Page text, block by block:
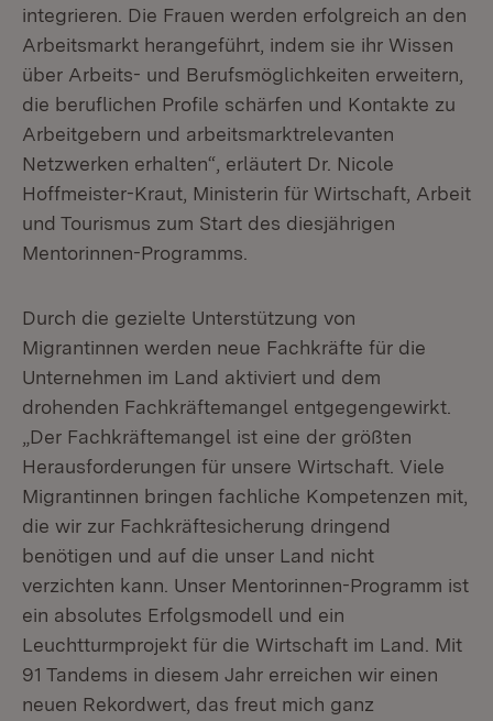
integrieren. Die Frauen werden erfolgreich an den
Arbeitsmarkt herangeführt, indem sie ihr Wissen
über Arbeits- und Berufsmöglichkeiten erweitern,
die beruflichen Profile schärfen und Kontakte zu
Arbeitgebern und arbeitsmarktrelevanten
Netzwerken erhalten“, erläutert Dr. Nicole
Hoffmeister-Kraut, Ministerin für Wirtschaft, Arbeit
und Tourismus zum Start des diesjährigen
Mentorinnen-Programms.
Durch die gezielte Unterstützung von
Migrantinnen werden neue Fachkräfte für die
Unternehmen im Land aktiviert und dem
drohenden Fachkräftemangel entgegengewirkt.
„Der Fachkräftemangel ist eine der größten
Herausforderungen für unsere Wirtschaft. Viele
Migrantinnen bringen fachliche Kompetenzen mit,
die wir zur Fachkräftesicherung dringend
benötigen und auf die unser Land nicht
verzichten kann. Unser Mentorinnen-Programm ist
ein absolutes Erfolgsmodell und ein
Leuchtturmprojekt für die Wirtschaft im Land. Mit
91 Tandems in diesem Jahr erreichen wir einen
neuen Rekordwert, das freut mich ganz